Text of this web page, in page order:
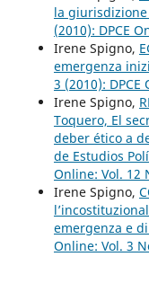
la
(2010): DPCE
Irene Spigno,
emergenza
3 (2010):
Irene Spigno,
Toquero, El
deber ético a
de Estudios
Online: Vol. 12
Irene Spigno,
emergenza e
Online: Vol. 3